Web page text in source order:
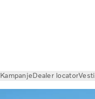
KampanjeDealer locatorVesti